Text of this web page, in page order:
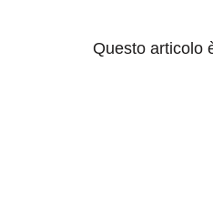
Questo articolo